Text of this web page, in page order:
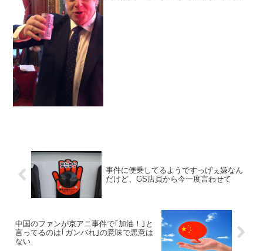
事件に便乗してるようですっげぇ嫌なん
だけど、GS店員から今一度言わせて
中国のファンが京アニ事件で｢加油！｣と
言ってるのは｢ガンバれ｣の意味で悪意は
ない